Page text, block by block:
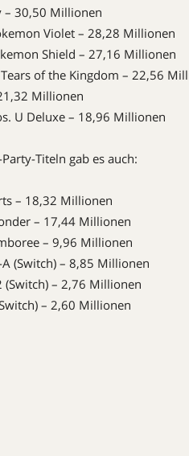
– 30,50 Millionen
Violet – 28,28 Millionen
Shield – 27,16 Millionen
of the Kingdom – 22,56
Millionen
U Deluxe – 18,96 Millionen
Titeln gab es auch:
– 18,32 Millionen
– 17,44 Millionen
– 9,96 Millionen
(Switch) – 8,85 Millionen
(Switch) – 2,76 Millionen
– 2,60 Millionen